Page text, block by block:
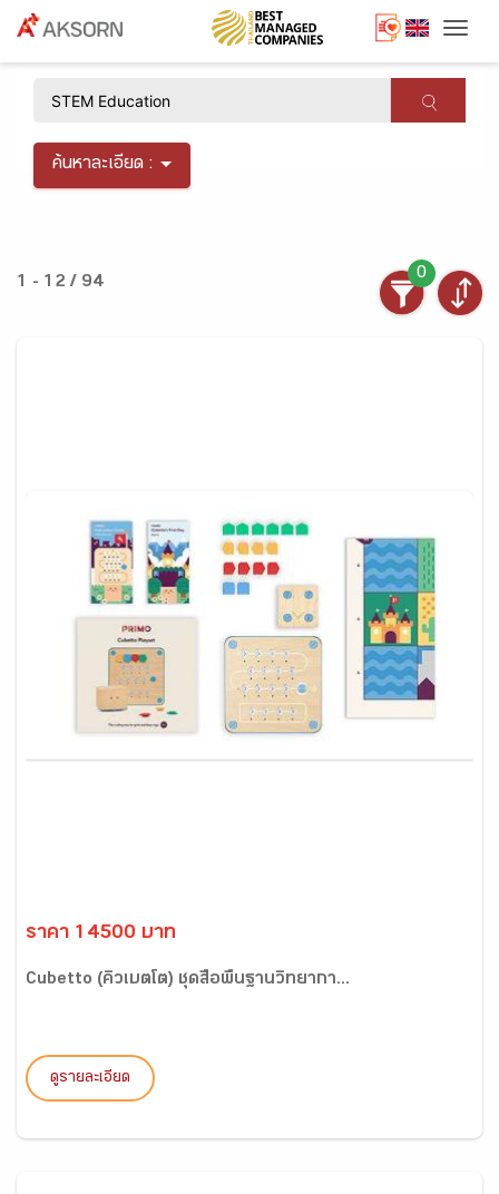
ค้นหาละเอียด :
1 - 12 / 94
0
ราคา 14500 บาท
Cubetto (คิวเบตโต) ชุดสื่อพื้นฐานวิทยากา...
ดูรายละเอียด